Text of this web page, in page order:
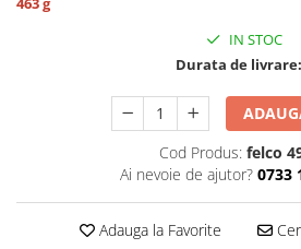
IN STOC
Durata de livrare:
Cod Produs: felco
Ai nevoie de ajutor? 0733
Adauga la Favorite